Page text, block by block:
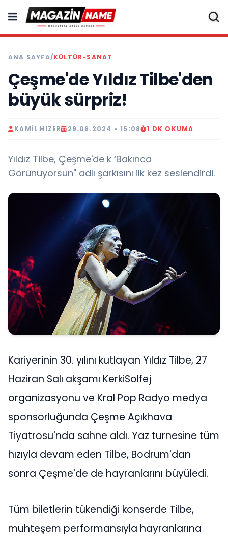
ANA SAYFA/KÜLTÜR-SANAT
Çeşme'de Yıldız Tilbe'den
büyük sürpriz!
KAMIL HIZER 29.06.2024 - 15:08 1 DK OKUMA
Yıldız Tilbe, Çeşme'de k ‘Bakınca
Görünüyorsun" adlı şarkısını ilk kez seslendirdi.
Kariyerinin 30. yılını kutlayan Yıldız Tilbe, 27
Haziran Salı akşamı KerkiSolfej
organizasyonu ve Kral Pop Radyo medya
sponsorluğunda Çeşme Açıkhava
Tiyatrosu'nda sahne aldı. Yaz turnesine tüm
hızıyla devam eden Tilbe, Bodrum'dan
sonra Çeşme'de de hayranlarını büyüledi.
Tüm biletlerin tükendiği konserde Tilbe,
muhteşem performansıyla hayranlarına